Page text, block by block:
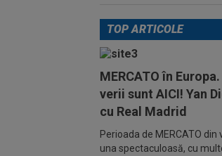
TOP ARTICOLE
MERCATO în
verii sunt AICI! Yan
cu Real Madrid
Perioada de MERCATO
una spectaculoasă, cu